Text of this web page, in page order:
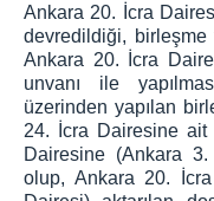
İCRA DAİRELERİ
ANKARA İCRA
ULAŞIM/İLETİŞİM
Ankara 20. İcra
devredildiği, birleşme
Ankara 20. İcra
unvanı ile
üzerinden yapılan
24. İcra Dairesine ait
Dairesine (Ankara
olup, Ankara 20.